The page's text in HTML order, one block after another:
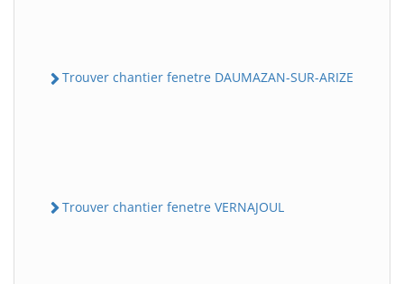
Trouver chantier fenetre DAUMAZAN-SUR-ARIZE
Trouver chantier fenetre VERNAJOUL